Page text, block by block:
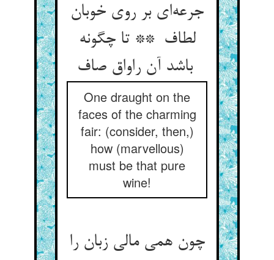
جرعه‌ای بر روی خوبان
لطاف ** تا چگونه
باشد آن راواق صاف
One draught on the
faces of the charming
fair: (consider, then,)
how (marvellous)
must be that pure
wine!
چون همی مالی زبان را